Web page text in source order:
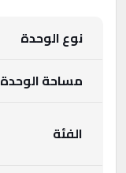
نوع الوحدة
مساحة الوحدة
الفئة